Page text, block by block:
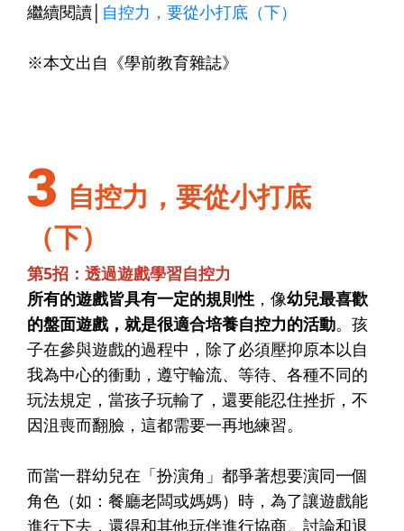
繼續閱讀│ 自控力，要從小打底（下）
※本文出自《學前教育雜誌》
3 自控力，要從小打底
（下）
第5招：透過遊戲學習自控力
所有的遊戲皆具有一定的規則性 ，像幼兒最喜歡
的盤面遊戲，就是很適合培養自控力的活動。孩
子在參與遊戲的過程中，除了必須壓抑原本以自
我為中心的衝動，遵守輪流、等待、各種不同的
玩法規定，當孩子玩輸了，還要能忍住挫折，不
因沮喪而翻臉，這都需要一再地練習。
而當一群幼兒在「扮演角」都爭著想要演同一個
角色（如：餐廳老闆或媽媽）時，為了讓遊戲能
進行下去，還得和其他玩伴進行協商、討論和退